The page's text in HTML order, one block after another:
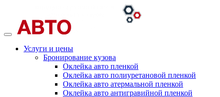
Переключать
навигациюУслуги и цены
Бронирование кузова
Оклейка авто пленкой
Оклейка авто полиуретановой пленкой
Оклейка авто атермальной пленкой
Оклейка авто антигравийной пленкой